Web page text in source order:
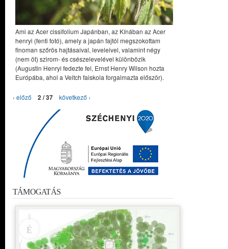
Ami az Acer cissifolium Japánban, az Kínában az Acer
henryi (fenti fotó), amely a japán fajtól megszokottam
finoman szőrös hajtásaival, leveleivel, valamint négy
(nem öt) szirom- és csészelevelével különbözik
(Augustin Henryi fedezte fel, Ernst Henry Wilson hozta
Európába, ahol a Veitch faiskola forgalmazta először).
‹ előző 2 / 37 következő ›
TÁMOGATÁS